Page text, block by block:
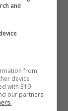
il loro
sarebbe, in
La
veramente
and
from
device
with 319
our partners